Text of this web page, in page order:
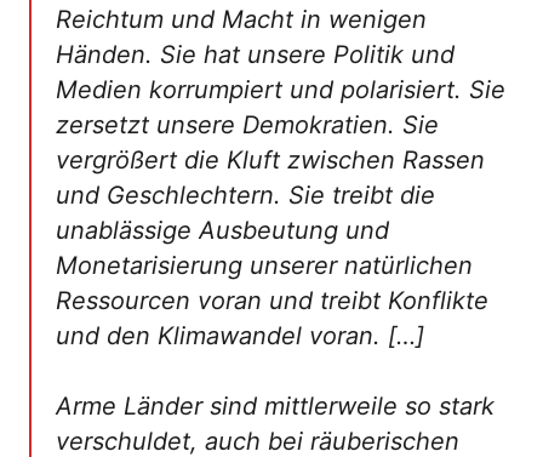
Reichtum und Macht in wenigen
Händen. Sie hat unsere Politik und
Medien korrumpiert und polarisiert. Sie
zersetzt unsere Demokratien. Sie
vergrößert die Kluft zwischen Rassen
und Geschlechtern. Sie treibt die
unablässige Ausbeutung und
Monetarisierung unserer natürlichen
Ressourcen voran und treibt Konflikte
und den Klimawandel voran. […]
Arme Länder sind mittlerweile so stark
verschuldet, auch bei räuberischen